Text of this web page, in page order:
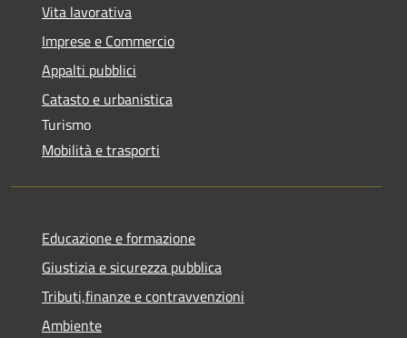
Vita lavorativa
Imprese e Commercio
Appalti pubblici
Catasto e urbanistica
Turismo
Mobilità e trasporti
Educazione e formazione
Giustizia e sicurezza pubblica
Tributi,finanze e contravvenzioni
Ambiente